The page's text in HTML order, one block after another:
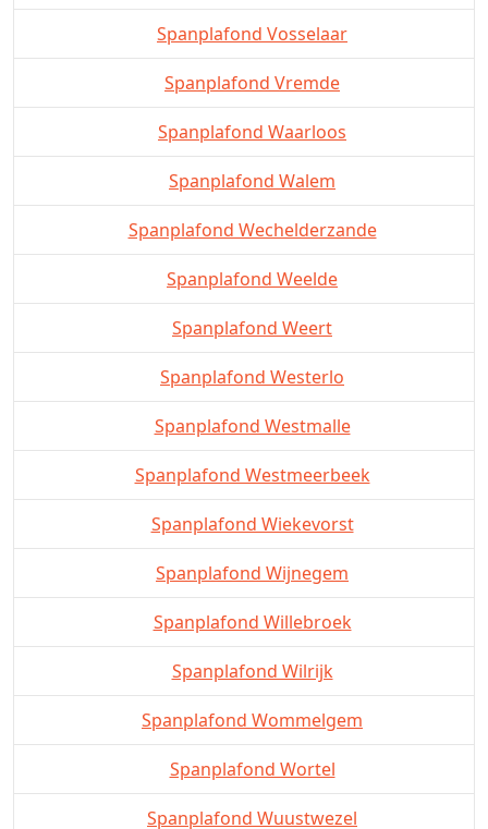
Spanplafond Vosselaar
Spanplafond Vremde
Spanplafond Waarloos
Spanplafond Walem
Spanplafond Wechelderzande
Spanplafond Weelde
Spanplafond Weert
Spanplafond Westerlo
Spanplafond Westmalle
Spanplafond Westmeerbeek
Spanplafond Wiekevorst
Spanplafond Wijnegem
Spanplafond Willebroek
Spanplafond Wilrijk
Spanplafond Wommelgem
Spanplafond Wortel
Spanplafond Wuustwezel